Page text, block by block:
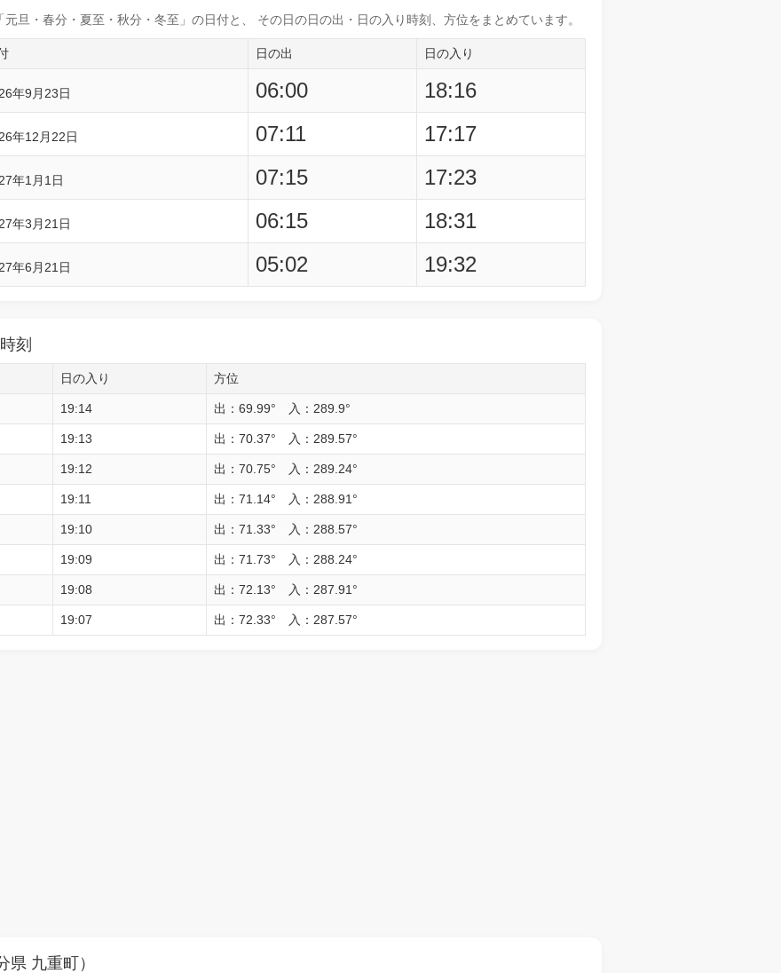
元旦・春分・夏至・秋分・冬至」の日付と、 その日の日の出・日の入り時刻 、方位をまとめています。
日の出 日の入り
年9月23日 06:00
18:16
年12月22日 07:11
17:17
年1月1日 07:15
17:23
年3月21日 06:15
18:31
年6月21日 05:02 19:32
刻
日の入り 方位
19:14 出：69.99° 入：289.9°
19:13 出：70.37° 入：289.57°
19:12 出：70.75° 入：289.24°
19:11 出：71.14° 入：288.91°
19:10 出：71.33° 入：288.57°
19:09 出：71.73° 入：288.24°
19:08 出：72.13° 入：287.91°
19:07 出：72.33° 入：287.57°
九重町）